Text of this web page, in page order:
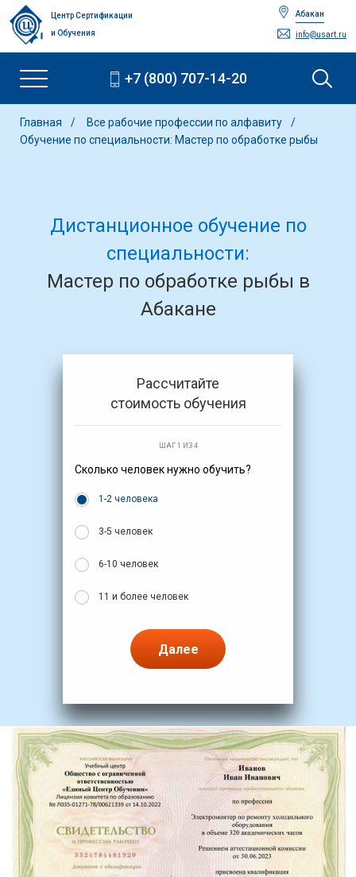
Центр Сертификации
и Обучения
Абакан
info@usart.ru
+7 (800) 707-14-20
Главная
Все рабочие профессии по алфавиту
Обучение по специальности: Мастер по обработке рыбы
Дистанционное обучение по
специальности:
Мастер по обработке рыбы в
Абакане
Рассчитайте
стоимость обучения
ШАГ 1 ИЗ 4
Сколько человек нужно обучить?
1-2 человека
3-5 человек
6-10 человек
11 и более человек
Далее